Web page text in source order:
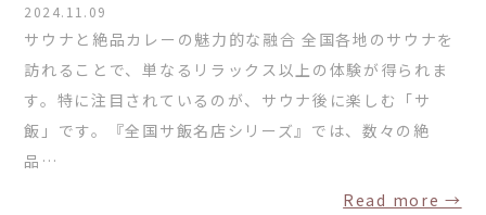
2024.11.09
サウナと絶品カレーの魅力的な融合 全国各地のサウナを
訪れることで、単なるリラックス以上の体験が得られま
す。特に注目されているのが、サウナ後に楽しむ「サ
飯」です。『全国サ飯名店シリーズ』では、数々の絶
品…
Read more →